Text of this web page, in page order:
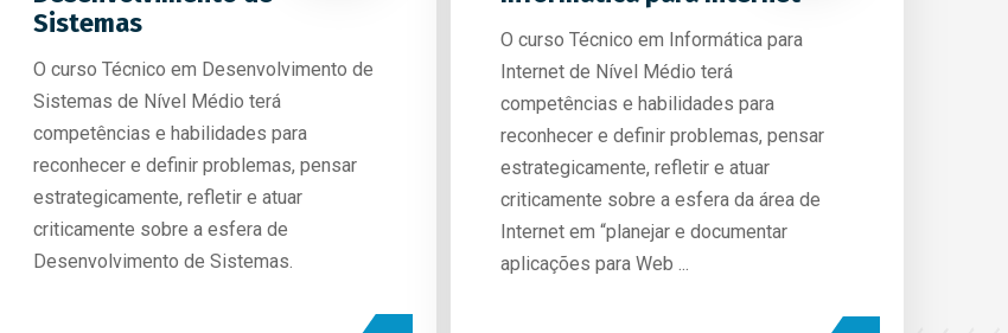
Sistemas
O curso Técnico em Desenvolvimento de
Sistemas de Nível Médio terá
competências e habilidades para
reconhecer e definir problemas, pensar
estrategicamente, refletir e atuar
criticamente sobre a esfera de
Desenvolvimento de Sistemas.
O curso Técnico em Informática para
Internet de Nível Médio terá
competências e habilidades para
reconhecer e definir problemas, pensar
estrategicamente, refletir e atuar
criticamente sobre a esfera da área de
Internet em “planejar e documentar
aplicações para Web ...